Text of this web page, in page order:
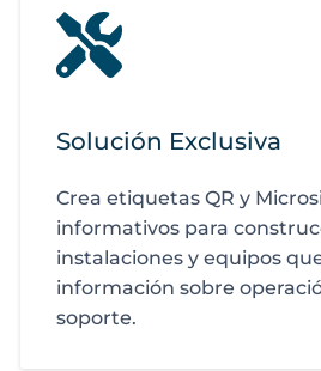
Solución Exclusiva
Crea etiquetas QR y
informativos para
instalaciones y equipos
información sobre
soporte.